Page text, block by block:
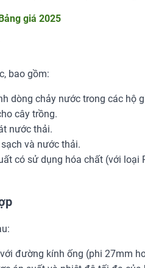
giá 2025
bao gồm:
dòng chảy nước trong các hộ
cây trồng.
nước thải.
và nước thải.
có sử dụng hóa chất (với loại
đường kính ống (phi 27mm